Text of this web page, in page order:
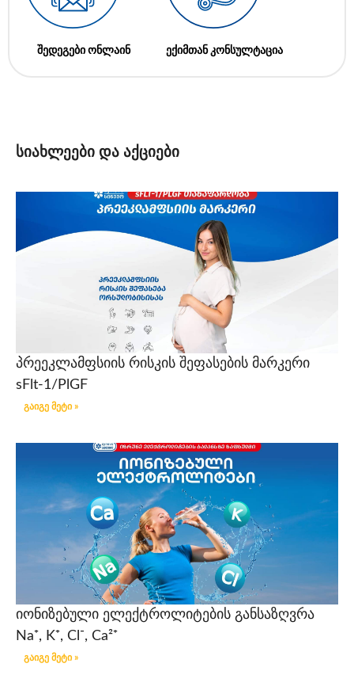
შედეგები ონლაინ ექიმთან კონსულტაცია
სიახლეები და აქციები
პრეეკლამფსიის რისკის შეფასების მარკერი
sFlt-1/PlGF
გაიგე მეტი »
იონიზებული ელექტროლიტების განსაზღვრა
Na⁺, K⁺, Cl⁻, Ca²⁺
გაიგე მეტი »